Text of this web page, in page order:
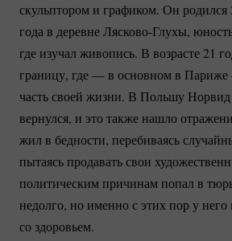
скульптором и графиком. Он родился
года в деревнеЛясково-Глухы,
где изучал живопись. В возрасте 21
границу, где — в основном в
часть своей жизни. В Польшу Норвид
вернулся, и это также нашло
жил в бедности, перебиваясь
пытаясь продавать свои
политическим причинам попал в
недолго, но именно с этих пор у
со здоровьем.